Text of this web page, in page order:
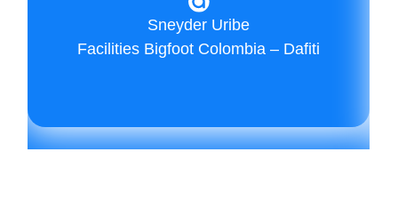
Sneyder Uribe
Facilities Bigfoot Colombia – Dafiti